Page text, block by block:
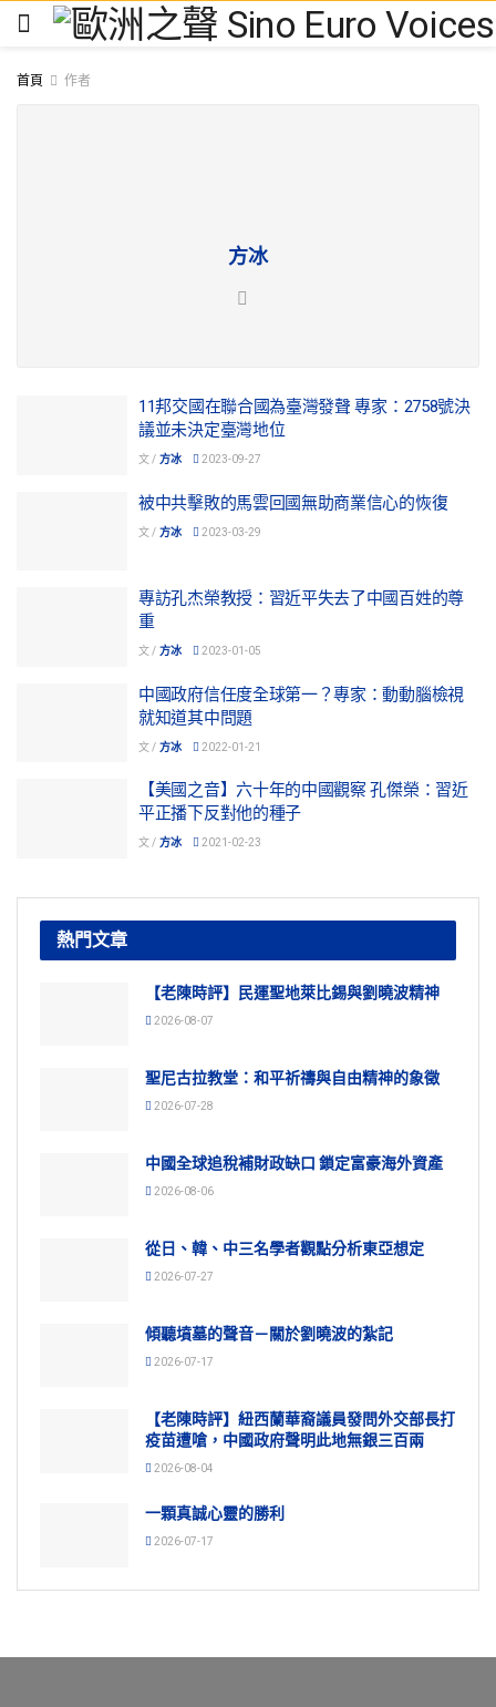
首頁 作者
方冰
11邦交國在聯合國為臺灣發聲 專家：2758號決
議並未決定臺灣地位
文 / 方冰 2023-09-27
被中共擊敗的馬雲回國無助商業信心的恢復
文 / 方冰 2023-03-29
專訪孔杰榮教授：習近平失去了中國百姓的尊
重
文 / 方冰 2023-01-05
中國政府信任度全球第一？專家：動動腦檢視
就知道其中問題
文 / 方冰 2022-01-21
【美國之音】六十年的中國觀察 孔傑榮：習近
平正播下反對他的種子
文 / 方冰 2021-02-23
熱門文章
【老陳時評】民運聖地萊比錫與劉曉波精神
2026-08-07
聖尼古拉教堂：和平祈禱與自由精神的象徵
2026-07-28
中國全球追稅補財政缺口 鎖定富豪海外資產
2026-08-06
從日、韓、中三名學者觀點分析東亞想定
2026-07-27
傾聽墳墓的聲音－關於劉曉波的紮記
2026-07-17
【老陳時評】紐西蘭華裔議員發問外交部長打
疫苗遭嗆，中國政府聲明此地無銀三百兩
2026-08-04
一顆真誠心靈的勝利
2026-07-17